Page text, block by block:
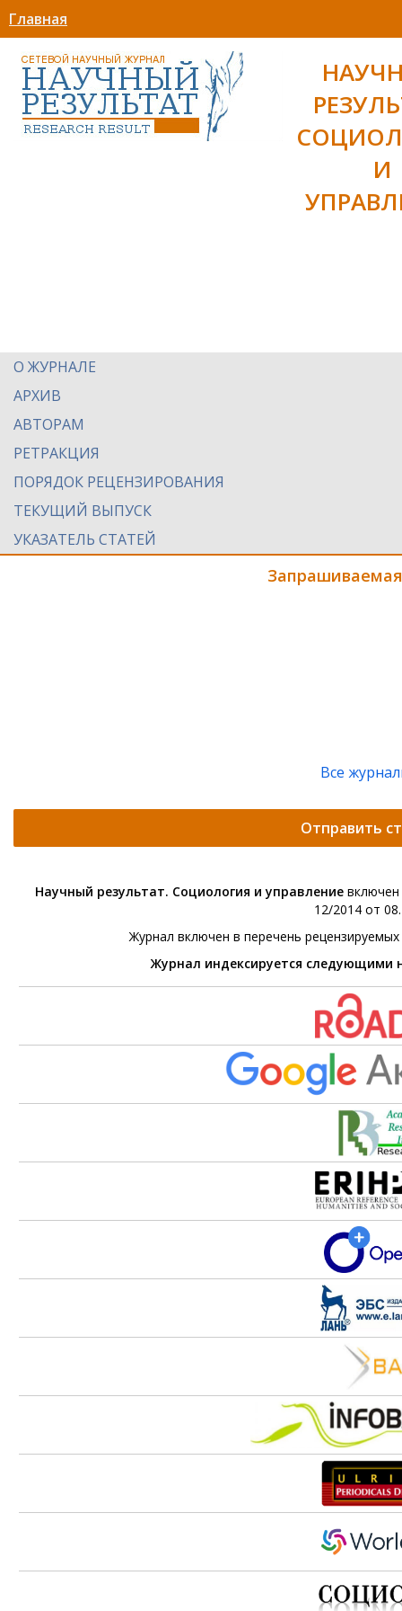
Главная
И
О ЖУРНАЛЕ
АРХИВ
АВТОРАМ
РЕТРАКЦИЯ
ПОРЯДОК РЕЦЕНЗИРОВАНИЯ
ТЕКУЩИЙ ВЫПУСК
УКАЗАТЕЛЬ СТАТЕЙ
Все
Отправить
Научный результат. Социология и управление
12/2014 от
Журнал включен в перечень
Журнал индексируется